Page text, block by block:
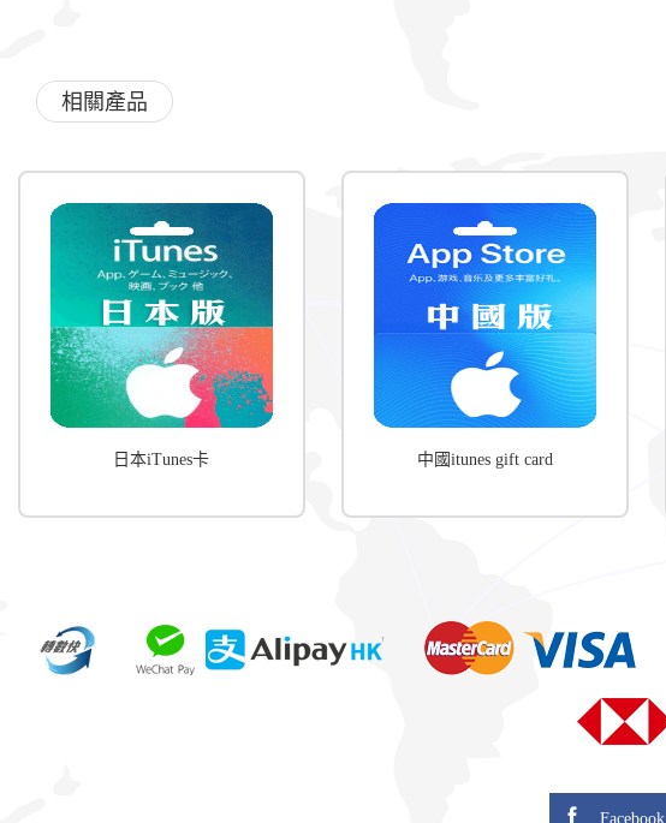
相關產品
日本iTunes卡 中國itunes gift card
Facebook